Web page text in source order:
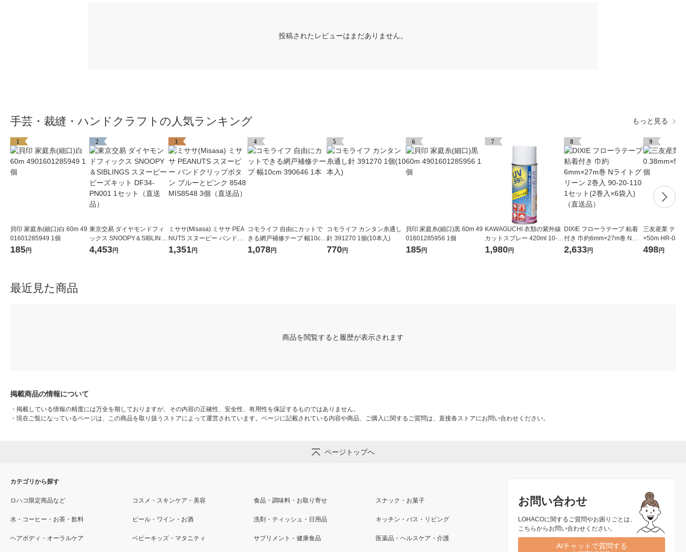
投稿されたレビューはまだありません。
手芸・裁縫・ハンドクラフトの人気ランキング もっと見る
1
貝印 家庭糸(細口)白 60m 49
01601285949 1個
185円
2
東京交易 ダイヤモンドフィ
ックス SNOOPY＆SIBLING
S スヌーピー ビーズキット
4,453円
3
ミササ(Misasa) ミササ PEA
NUTS スヌーピー バンドク
リップボタン ブルーとピン
1,351円
4
コモライフ 自由にカットで
きる網戸補修テープ 幅10cm
390646 1本
1,078円
5
コモライフ カンタン糸通し
針 391270 1個(10本入)
770円
6
貝印 家庭糸(細口)黒 60m 49
01601285956 1個
185円
7
KAWAGUCHI 衣類の紫外線
カットスプレー 420ml 10-1
91 1個（直送品）
1,980円
8
DIXIE フローラテープ 粘着
付き 巾約6mm×27m巻 Nラ
イトグリーン 2巻入 90-20-1
2,633円
9
三友産業 テグ
×50m HR-046
498円
最近見た商品
商品を閲覧すると履歴が表示されます
掲載商品の情報について
・ 掲載している情報の精度には万全を期しておりますが、その内容の正確性、安全性、有用性を保証するものではありません。
・ 現在ご覧になっているページは、この商品を取り扱うストアによって運営されています。ページに記載されている内容や商品、ご購入に関するご質問は、直接各ストアにお問い合わせください。
ページトップへ
お問い合わせ
LOHACOに関するご質問やお困りごとは、
こちらからお問い合わせください。
AIチャットで質問する
カテゴリから探す
ロハコ限定商品など コスメ・スキンケア・美容 食品・調味料・お取り寄せ スナック・お菓子
水・コーヒー・お茶・飲料 ビール・ワイン・お酒 洗剤・ティッシュ・日用品 キッチン・バス・リビング
ヘアボディ・オーラルケア ベビーキッズ・マタニティ サプリメント・健康食品 医薬品・ヘルスケア・介護